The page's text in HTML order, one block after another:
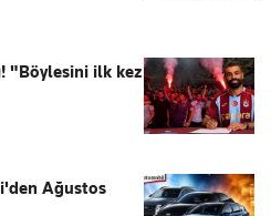
"Böylesini ilk kez
Ağustos